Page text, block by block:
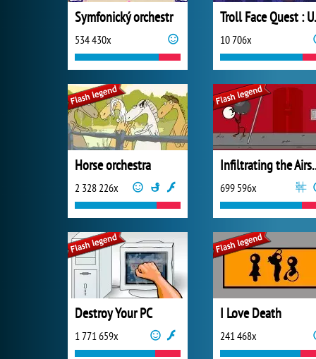
Symfonický orchestr
534 430x
Troll
10 706x
Horse orchestra
2 328 226x 699 596x
Destroy Your PC
1 771 659x
I Love Death
241 468x